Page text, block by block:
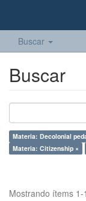
Buscar
Buscar
Materia: Decolonial
Materia: Citizenship ×
Mostrando ítems 1-